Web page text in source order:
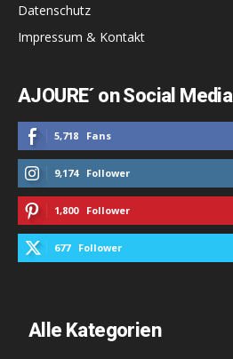
Datenschutz
Impressum & Kontakt
AJOURE´ on Social Media
5,718 Fans
9,174 Follower
1,800 Follower
677 Follower
Alle Kategorien